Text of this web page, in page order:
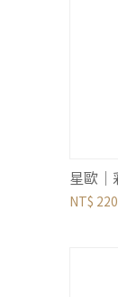
NT$ 220